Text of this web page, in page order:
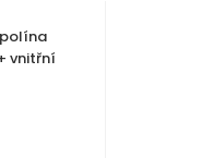
vnitřní